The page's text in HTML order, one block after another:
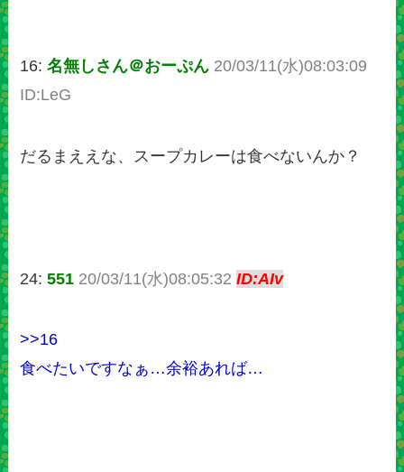
16:名無しさん＠おーぷん 20/03/11(水)08:03:09
ID:LeG
だるまええな、スープカレーは食べないんか？
24:551 20/03/11(水)08:05:32ID:AIv
>>16
食べたいですなぁ…余裕あれば…